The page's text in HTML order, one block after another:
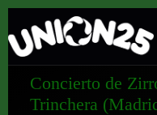
Concierto de
Trinchera